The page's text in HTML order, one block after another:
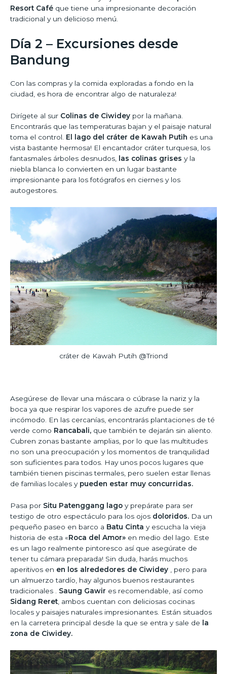
Resort Café que tiene una impresionante decoración
tradicional y un delicioso menú.
Día 2 – Excursiones desde
Bandung
Con las compras y la comida exploradas a fondo en la
ciudad, es hora de encontrar algo de naturaleza!
Dirígete al sur Colinas de Ciwidey por la mañana.
Encontrarás que las temperaturas bajan y el paisaje natural
toma el control. El lago del cráter de Kawah Putih es una
vista bastante hermosa! El encantador cráter turquesa, los
fantasmales árboles desnudos,
las colinas grises y la
niebla blanca lo convierten en un lugar bastante
impresionante para los fotógrafos en ciernes y los
autogestores.
cráter de Kawah Putih @Triond
Asegúrese de llevar una máscara o cúbrase la nariz y la
boca ya que respirar los vapores de azufre puede ser
incómodo. En las cercanías, encontrarás plantaciones de té
verde como Rancabali, que también te dejarán sin aliento.
Cubren zonas bastante amplias, por lo que las multitudes
no son una preocupación y los momentos de tranquilidad
son suficientes para todos. Hay unos pocos lugares que
también tienen piscinas termales, pero suelen estar llenas
de familias locales ypueden estar muy concurridas.
Pasa por Situ Patenggang lago y prepárate para ser
testigo de otro espectáculo para los ojos doloridos. Da un
pequeño paseo en barco a Batu Cinta y escucha la vieja
historia de esta «Roca del Amor» en medio del lago. Este
es un lago realmente pintoresco así que asegúrate de
tener tu cámara preparada! Sin duda, harás muchos
aperitivos en en los alrededores de Ciwidey
, pero para
un almuerzo tardío, hay algunos buenos restaurantes
tradicionales . Saung Gawir es recomendable, así como
Sidang Reret , ambos cuentan con deliciosas cocinas
locales y paisajes naturales impresionantes. Están situados
en la carretera principal desde la que se entra y sale de la
zona de Ciwidey.